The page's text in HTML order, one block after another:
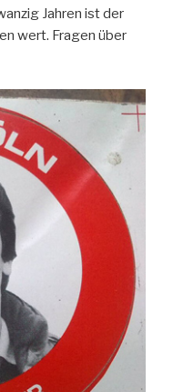
Jahren ist der
wert. Fragen über